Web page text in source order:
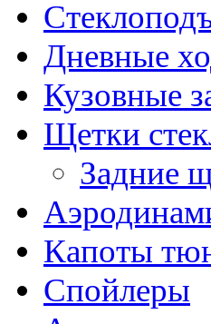
Дневные
Кузовные
Щетки
Задние
Капоты
Спойлеры